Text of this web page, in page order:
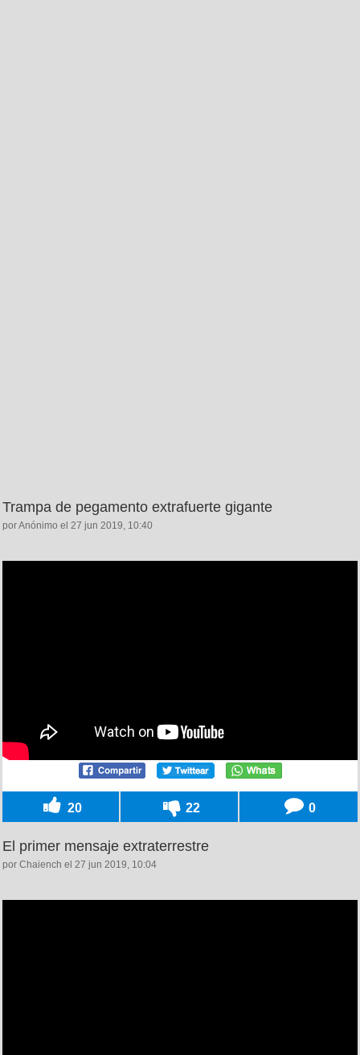
Trampa de pegamento extrafuerte gigante
por Anónimo el 27 jun 2019, 10:40
20 22 0
El primer mensaje extraterrestre
por Chaiench el 27 jun 2019, 10:04